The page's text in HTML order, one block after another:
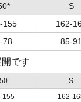
S
155 162-
78 85-
です
S
155 162-